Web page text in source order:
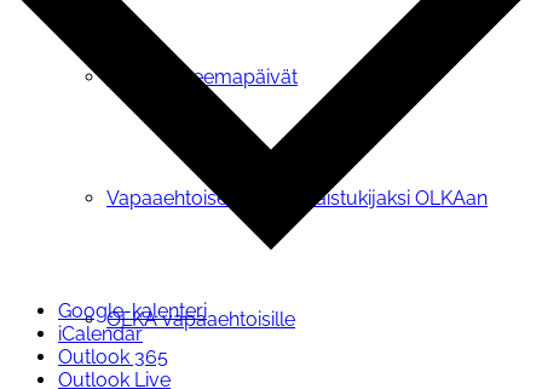
OLKA® -teemapäivät
Vapaaehtoiseksi tai vertaistukijaksi OLKAan
OLKA vapaaehtoisille
Google-kalenteri
iCalendar
Outlook 365
Outlook Live